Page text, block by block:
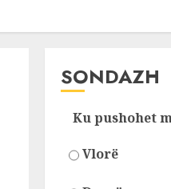
SONDAZH
Ku pushohet
Vlorë